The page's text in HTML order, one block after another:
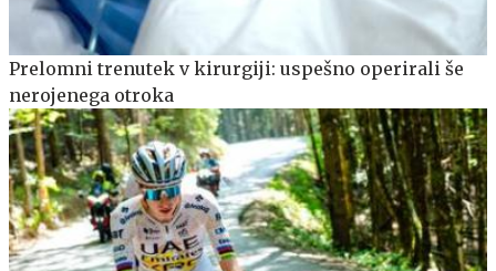
Prelomni trenutek v kirurgiji: uspešno operirali še
nerojenega otroka